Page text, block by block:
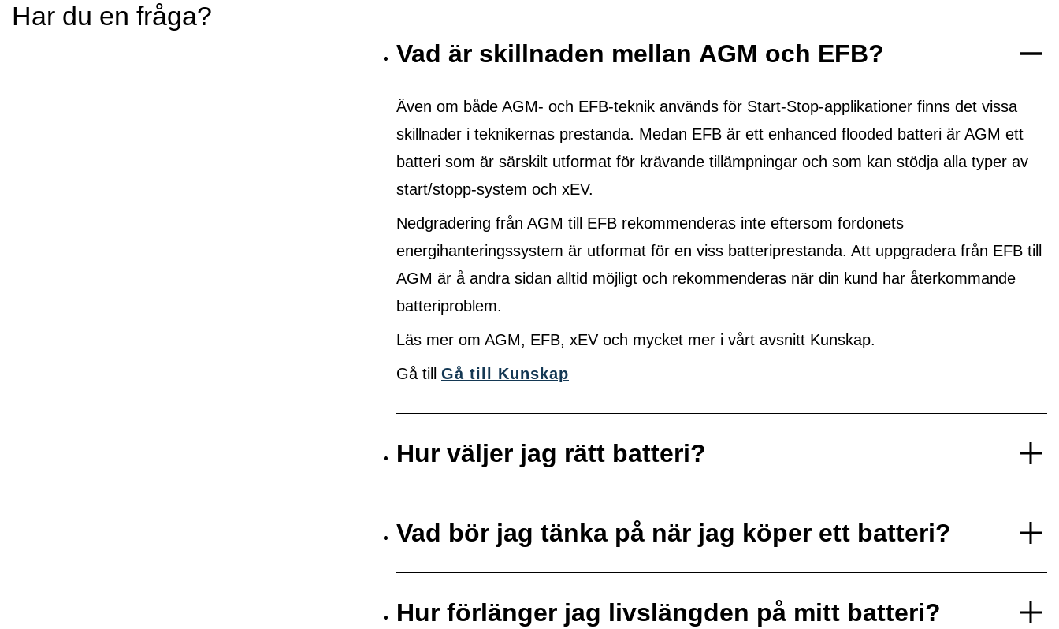
Har du en fråga?
Vad är skillnaden mellan AGM och EFB?
Även om både AGM- och EFB-teknik används för Start-Stop-applikationer finns det vissa
skillnader i teknikernas prestanda. Medan EFB är ett enhanced flooded batteri är AGM ett
batteri som är särskilt utformat för krävande tillämpningar och som kan stödja alla typer av
start/stopp-system och xEV.
Nedgradering från AGM till EFB rekommenderas inte eftersom fordonets
energihanteringssystem är utformat för en viss batteriprestanda. Att uppgradera från EFB till
AGM är å andra sidan alltid möjligt och rekommenderas när din kund har återkommande
batteriproblem.
Läs mer om AGM, EFB, xEV och mycket mer i vårt avsnitt Kunskap.
Gå till Gå till Kunskap
Hur väljer jag rätt batteri?
Vad bör jag tänka på när jag köper ett batteri?
Hur förlänger jag livslängden på mitt batteri?